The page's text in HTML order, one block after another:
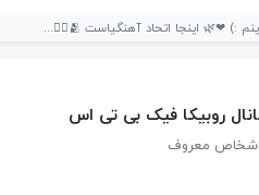
❤🌿 اینجا اتحاد آهنگیاست 🫂✌🏻...
روبیکا فیک بی تی اس
اشخاص معروف